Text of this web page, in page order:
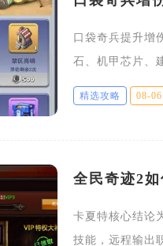
口袋奇兵提升增
石、机甲芯片、
补齐所有板块才
成本渠道，高
精选攻略 08-06
全民奇迹2
卡夏特核心结论
技能，远程输出